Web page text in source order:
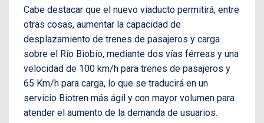
Cabe destacar que el nuevo viaducto permitirá, entre
otras cosas, aumentar la capacidad de
desplazamiento de trenes de pasajeros y carga
sobre el Río Biobío, mediante dos vías férreas y una
velocidad de 100 km/h para trenes de pasajeros y
65 Km/h para carga, lo que se traducirá en un
servicio Biotren más ágil y con mayor volumen para
atender el aumento de la demanda de usuarios.